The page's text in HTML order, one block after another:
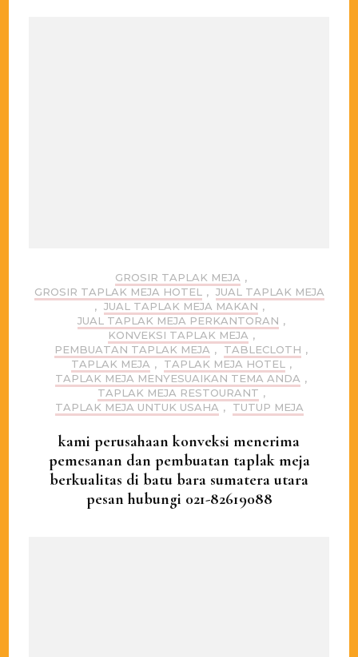
GROSIR TAPLAK MEJA ,
GROSIR TAPLAK MEJA HOTEL
, JUAL TAPLAK MEJA
, JUAL TAPLAK MEJA MAKAN ,
JUAL TAPLAK MEJA PERKANTORAN ,
KONVEKSI TAPLAK MEJA ,
PEMBUATAN TAPLAK MEJA , TABLECLOTH ,
TAPLAK MEJA , TAPLAK MEJA HOTEL
,
TAPLAK MEJA MENYESUAIKAN TEMA ANDA ,
TAPLAK MEJA RESTOURANT ,
TAPLAK MEJA UNTUK USAHA , TUTUP MEJA
kami perusahaan konveksi menerima
pemesanan dan pembuatan taplak meja
berkualitas di batu bara sumatera utara
pesan hubungi 021-82619088